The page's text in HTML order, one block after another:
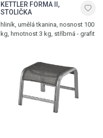
KETTLER FORMA II,
STOLIČKA
hliník, umělá tkanina, nosnost 100
kg, hmotnost 3 kg, stříbrná - grafit